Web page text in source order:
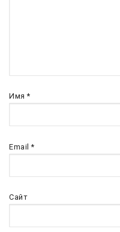
Имя*
Email*
Сайт